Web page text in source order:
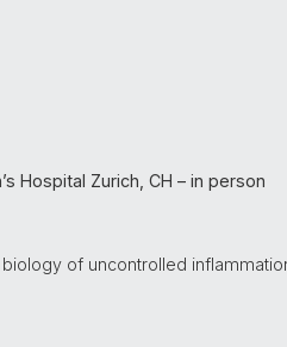
Hospital Zurich, CH – in person
of uncontrolled